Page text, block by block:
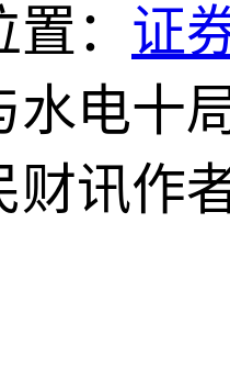
： 证
水电十
财讯作